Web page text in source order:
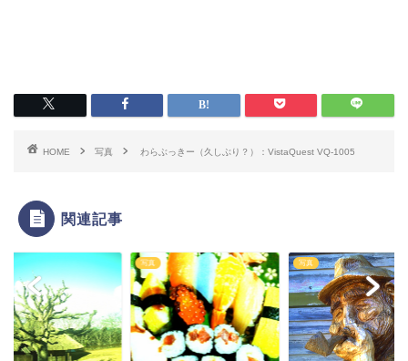
HOME 写真 わらぶっきー（久しぶり？）：VistaQuest VQ-1005
関連記事
写真 写真